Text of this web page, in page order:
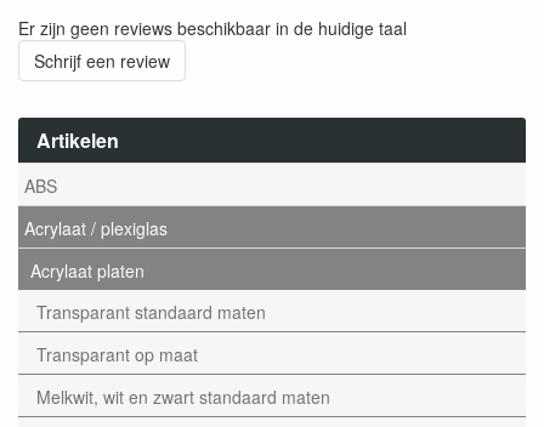
Artikelen
ABS
Acrylaat / plexiglas
Acrylaat platen
Transparant standaard maten
Transparant op maat
Melkwit, wit en zwart standaard maten
Er zijn geen reviews beschikbaar in de huidige taal
Schrijf een review